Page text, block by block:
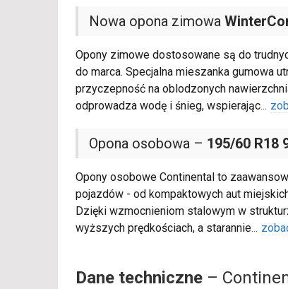
Nowa opona zimowa
Opony zimowe dostosowane są do
do marca. Specjalna mieszanka gumowa
przyczepność na oblodzonych
odprowadza wodę i śnieg, wspierając...
Opona osobowa – 195/60 R18
Opony osobowe Continental to
pojazdów - od kompaktowych aut
Dzięki wzmocnieniom stalowym w
wyższych prędkościach, a starannie...
Dane techniczne –